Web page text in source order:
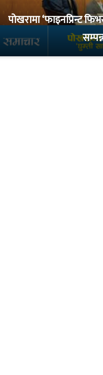
पोखरामा ‘फाइनप्रिन्ट